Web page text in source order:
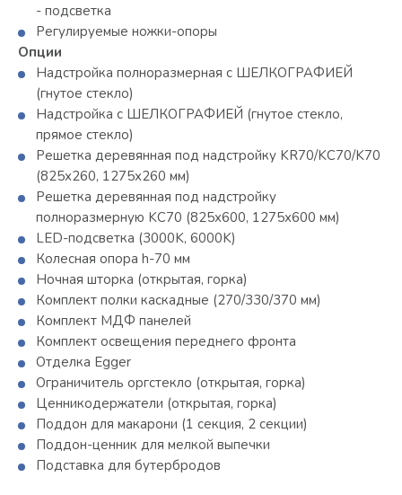
- подсветка
Регулируемые ножки-опоры
Опции
Надстройка полноразмерная с ШЕЛКОГРАФИЕЙ
(гнутое стекло)
Надстройка с ШЕЛКОГРАФИЕЙ (гнутое стекло,
прямое стекло)
Решетка деревянная под надстройку KR70/KC70/K70
(825х260, 1275х260 мм)
Решетка деревянная под надстройку
полноразмерную KC70 (825х600, 1275х600 мм)
LED-подсветка (3000K, 6000K)
Колесная опора h-70 мм
Ночная шторка (открытая, горка)
Комплект полки каскадные (270/330/370 мм)
Комплект МДФ панелей
Комплект освещения переднего фронта
Отделка Egger
Ограничитель оргстекло (открытая, горка)
Ценникодержатели (открытая, горка)
Поддон для макарони (1 секция, 2 секции)
Поддон-ценник для мелкой выпечки
Подставка для бутербродов